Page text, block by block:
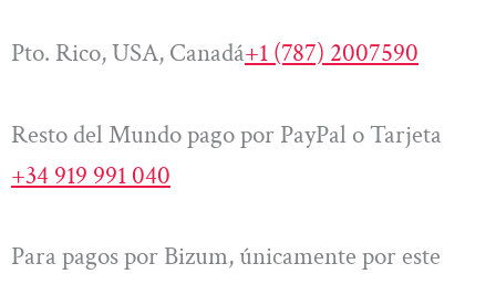
Pto. Rico, USA, Canadá+1 (787) 2007590
Resto del Mundo pago por PayPal o Tarjeta
+34 919 991 040
Para pagos por Bizum, únicamente por este